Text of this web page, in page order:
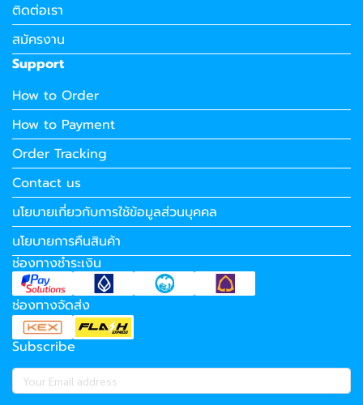
ติดต่อเรา
สมัครงาน
Support
How to Order
How to Payment
Order Tracking
Contact us
นโยบายเกี่ยวกับการใช้ข้อมูลส่วนบุคคล
นโยบายการคืนสินค้า
ช่องทางชำระเงิน
ช่องทางจัดส่ง
Subscribe